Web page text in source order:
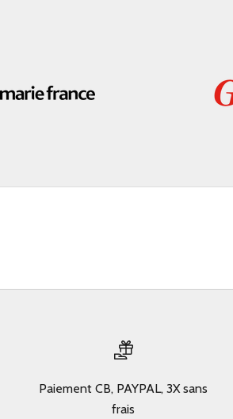
Paiement CB, PAYPAL, 3X sans
frais